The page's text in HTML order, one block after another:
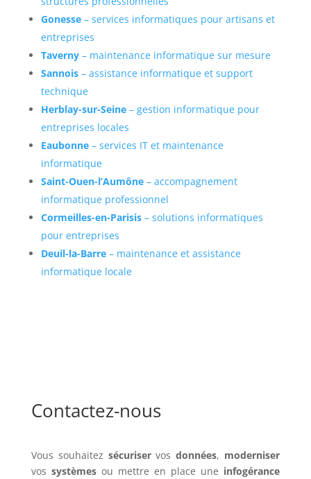
Gonesse– services informatiques pour artisans et
entreprises
Taverny– maintenance informatique sur mesure
Sannois– assistance informatique et support
technique
Herblay-sur-Seine– gestion informatique pour
entreprises locales
Eaubonne– services IT et maintenance
informatique
Saint-Ouen-l’Aumône– accompagnement
informatique professionnel
Cormeilles-en-Parisis– solutions informatiques
pour entreprises
Deuil-la-Barre– maintenance et assistance
informatique locale
Contactez-nous
Vous souhaitez sécuriservosdonnées, moderniser
vos systèmesou mettre en place une infogérance